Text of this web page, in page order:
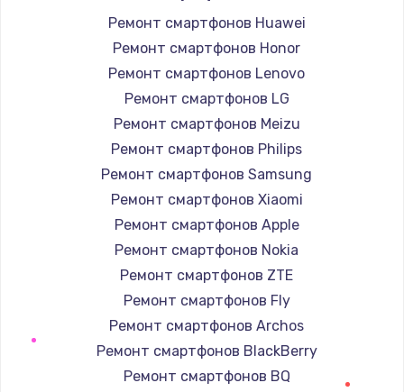
Заказать
Замена корпуса
890 руб.
Заказать
Замена тачпада
1330 руб.
Заказать
Замена контроллера питания
1490 руб.
Заказать
Замена южного моста
2600 руб.
Ремонт смартфонов Huawei
Ремонт смартфонов Honor
Ремонт смартфонов Lenovo
Ремонт смартфонов LG
Ремонт смартфонов Meizu
Ремонт смартфонов Philips
Ремонт смартфонов Samsung
Ремонт смартфонов Xiaomi
Ремонт смартфонов Apple
Ремонт смартфонов Nokia
Ремонт смартфонов ZTE
Ремонт смартфонов Fly
Ремонт смартфонов Archos
Ремонт смартфонов BlackBerry
Ремонт смартфонов BQ